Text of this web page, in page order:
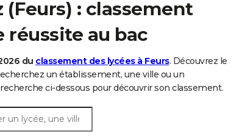
(Feurs) : classement
réussite au bac
du classement des lycées à Feurs. Découvrez le
un établissement, une ville ou un
ci-dessous pour découvrir son classement.